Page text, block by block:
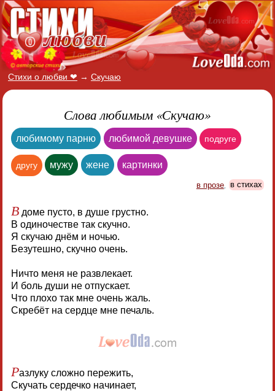
Стихи о любви ❤ → Скучаю
Слова любимым «Скучаю»
любимому парню любимой девушке подруге
другу мужу жене картинки
в прозе, в стихах
Вдоме пусто, в душе грустно.
В одиночестве так скучно.
Я скучаю днём и ночью.
Безутешно, скучно очень.
Ничто меня не развлекает.
И боль души не отпускает.
Что плохо так мне очень жаль.
Скребёт на сердце мне печаль.
Разлуку сложно пережить,
Скучать сердечко начинает,